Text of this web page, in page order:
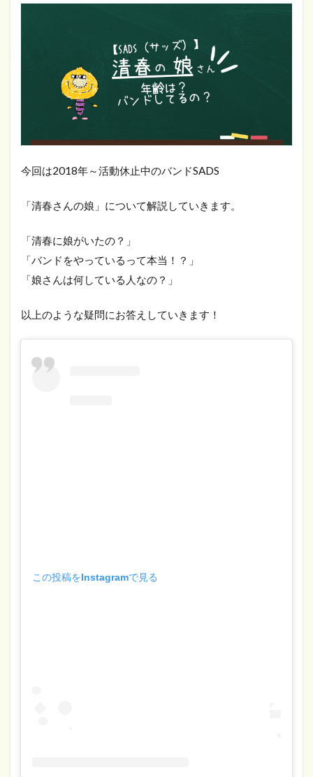
今回は2018年～活動休止中のバンドSADS
「清春さんの娘」について解説していきます。
「清春に娘がいたの？」
「バンドをやっているって本当！？」
「娘さんは何している人なの？」
以上のような疑問にお答えしていきます！
この投稿をInstagramで見る